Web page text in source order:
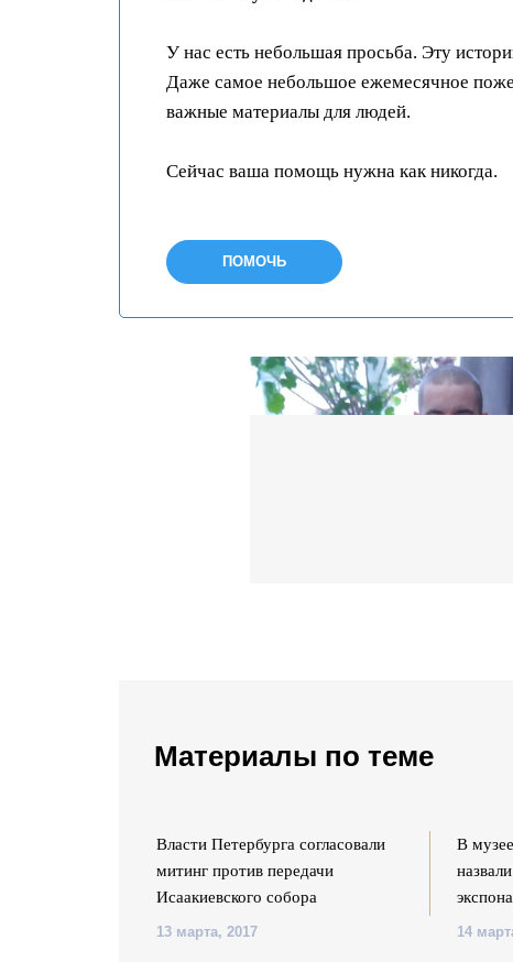
У нас есть небольшая просьба. Эту
Даже самое небольшое ежемесячное
важные материалы для людей.
Сейчас ваша помощь нужна как никогда.
ПОМОЧЬ
Материалы по теме
Власти Петербурга согласовали
митинг против передачи
Исаакиевского собора
13 марта, 2017
В
14